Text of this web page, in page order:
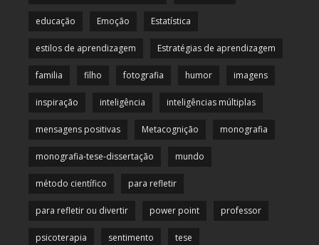
educação Emoção Estatística
estilos de aprendizagem Estratégias de aprendizagem
familia filho fotografia humor imagens
inspiração inteligência inteligências múltiplas
mensagens positivas Metacognição monografia
monografia-tese-dissertação mundo
método científico para refletir
para refletir ou divertir power point professor
psicoterapia sentimento tese